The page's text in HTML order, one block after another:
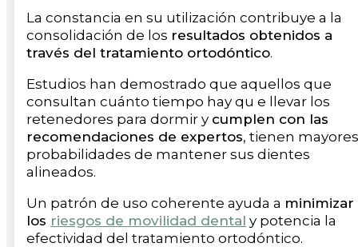
La constancia en su utilización contribuye a la
consolidación de los resultados obtenidos a
través del tratamiento ortodóntico.
Estudios han demostrado que aquellos que
consultan cuánto tiempo hay qu e llevar los
retenedores para dormir y cumplen con las
recomendaciones de expertos, tienen mayores
probabilidades de mantener sus dientes
alineados.
Un patrón de uso coherente ayuda a minimizar
los riesgos de movilidad dental y potencia la
efectividad del tratamiento ortodóntico.